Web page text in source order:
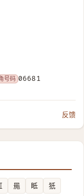
号码 06681
反馈
㒾 眡
㹝